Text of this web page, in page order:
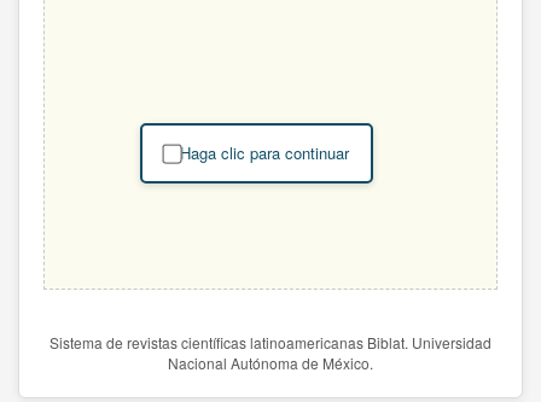
Haga clic para continuar
Sistema de revistas científicas latinoamericanas Biblat. Universidad
Nacional Autónoma de México.